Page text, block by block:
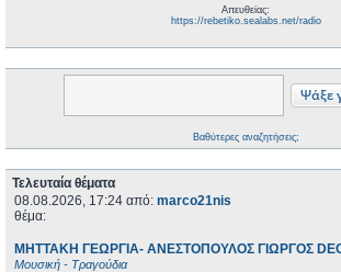
Απευθείας:
https://rebetiko.sealabs.net/radio
Βαθύτερες αναζητήσεις;
Τελευταία θέματα
08.08.2026, 17:24 από: marco21nis
θέμα:
ΜΗΤΤΑΚΗ ΓΕΩΡΓΙΑ- ΑΝΕΣΤΟΠΟΥΛΟΣ ΓΙΩΡΓΟΣ
Μουσική - Τραγούδια